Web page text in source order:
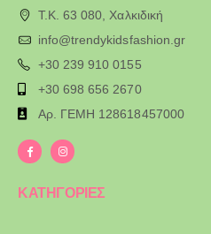
T.K. 63 080, Χαλκιδική
info@trendykidsfashion.gr
+30 239 910 0155
+30 698 656 2670
Αρ. ΓΕΜΗ 128618457000
ΚΑΤΗΓΟΡΙΕΣ